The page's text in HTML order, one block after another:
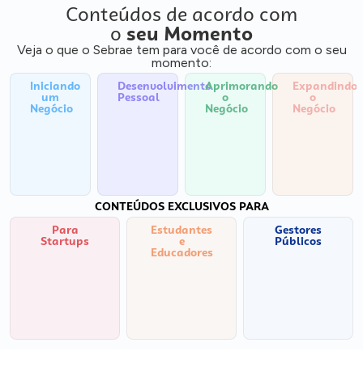
Conteúdos de acordo com
o seu Momento
Veja o que o Sebrae tem para você de acordo com o seu
momento:
Iniciando
um
Negócio
Desenvolvimento
Pessoal
Aprimorando
o
Negócio
Expandindo
o
Negócio
CONTEÚDOS EXCLUSIVOS PARA
Para
Startups
Estudantes
e
Educadores
Gestores
Públicos